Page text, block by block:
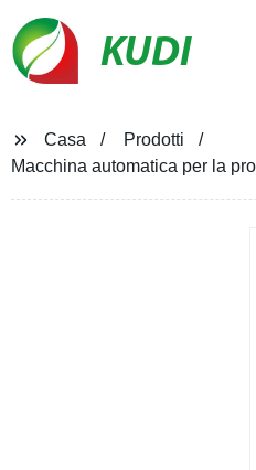
KUDI
Casa
Prodotti
Macchina automatica per la